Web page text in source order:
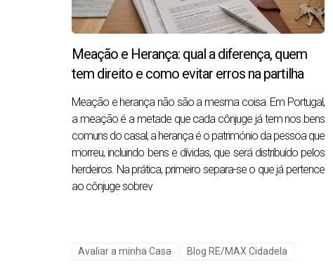
Não existe relatório escrito
Não foram apresentados comparáveis
Apenas “feeling de mercado”
Não houve medição, nem revisão documental
O valor é sempre mais alto para agradar
Sinais de que é avaliação profissional
Existe relatório com dados verificáveis
Inclui imóveis vendidos e não só anunciados
Meação e Herança: qual a diferença, quem
tem direito e como evitar erros na partilha
Meação e herança não são a mesma coisa. Em Portugal,
a meação é a metade que cada cônjuge já tem nos bens
comuns do casal; a herança é o património da pessoa que
morreu, incluindo bens e dívidas, que será distribuído pelos
herdeiros. Na prática, primeiro separa-se o que já pertence
ao cônjuge sobrev
Avaliar a minha Casa Blog RE/MAX Cidadela